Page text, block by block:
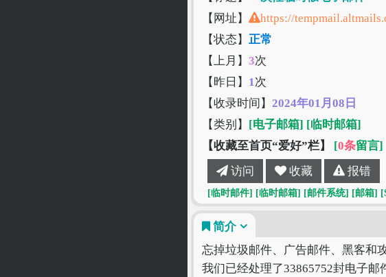
【网址】
https://
【状态】 正常
【上月】 3次
【昨日】 1次
【收录时间】 2024年01月08日
【类别】 [电子邮箱] [临时邮箱]
【收藏至首页“爱好”栏】
[0条留言]
访问 收藏 报错
[临时邮件] [临时邮箱] [邮件系统] [邮箱]
简介
忘掉垃圾邮件、广告邮件、黑客和
我们已经处理了33865752封电子